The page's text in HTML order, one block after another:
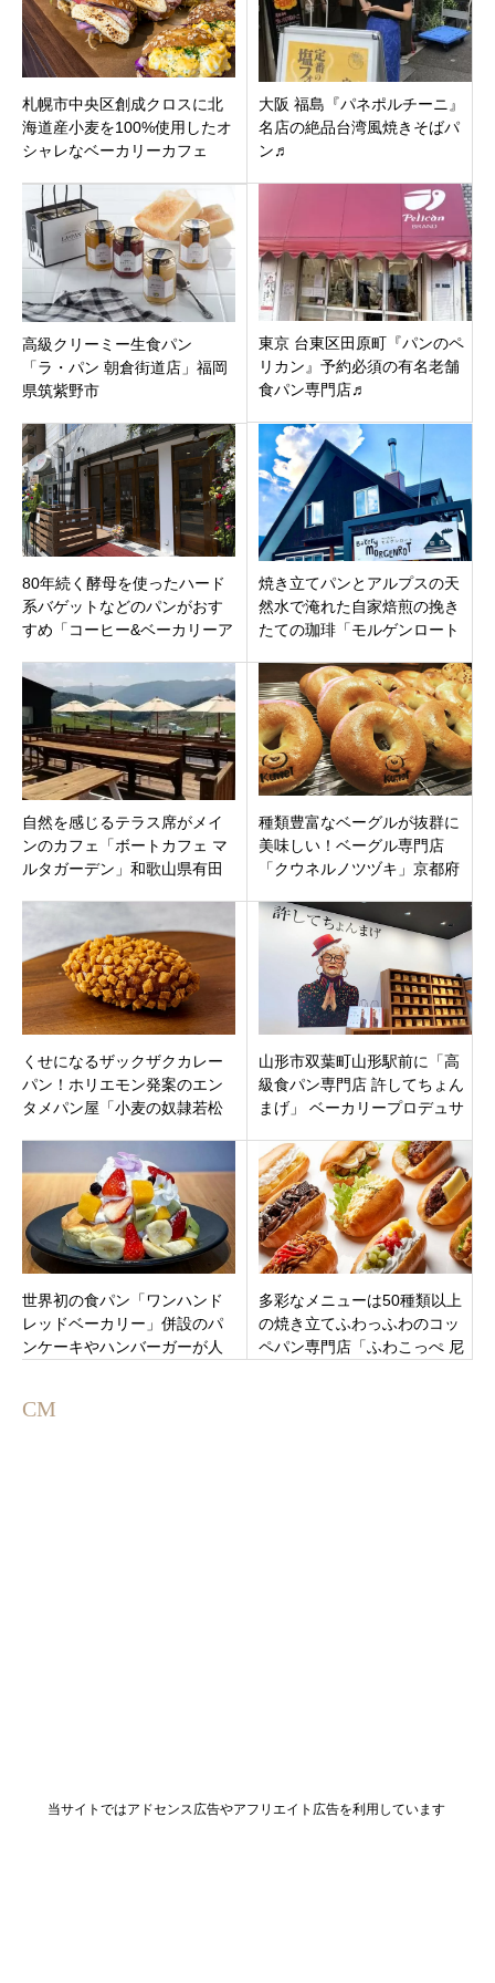
札幌市中央区創成クロスに北
海道産小麦を100%使用したオ
シャレなベーカリーカフェ
ン！生ドーナツも
大阪 福島『パネポルチーニ』
名店の絶品台湾風焼きそばパ
ン♬
高級クリーミー生食パン
「ラ・パン 朝倉街道店」福岡
県筑紫野市
東京 台東区田原町『パンのペ
リカン』予約必須の有名老舗
食パン専門店♬
80年続く酵母を使ったハード
系バゲットなどのパンがおす
すめ「コーヒー&ベーカリーア
焼き立てパンとアルプスの天
然水で淹れた自家焙煎の挽き
たての珈琲「モルゲンロート
穂高有明 に7月20日オープン
自然を感じるテラス席がメイ
ンのカフェ「ボートカフェ マ
ルタガーデン」和歌山県有田
種類豊富なベーグルが抜群に
美味しい！ベーグル専門店
「クウネルノツヅキ」京都府
くせになるザックザクカレー
パン！ホリエモン発案のエン
タメパン屋「小麦の奴隷若松
山形市双葉町山形駅前に「高
級食パン専門店 許してちょん
まげ」 ベーカリープロデュサ
世界初の食パン「ワンハンド
レッドベーカリー」併設のパ
ンケーキやハンバーガーが人
千葉県市川市5月15日オープン
多彩なメニューは50種類以上
の焼き立てふわっふわのコッ
ペパン専門店「ふわこっぺ 尼
CM
当サイトではアドセンス広告やアフリエイト広告を利用しています